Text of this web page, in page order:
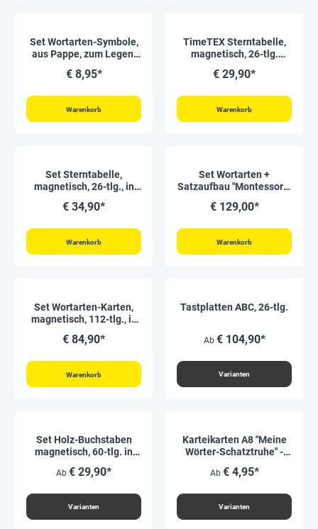
Set Wortarten-Symbole,
aus Pappe, zum Legen,
Premium"
€ 8,95*
Warenkorb
TimeTEX Sterntabelle,
magnetisch, 26-tlg.
€ 29,90*
Warenkorb
Set Sterntabelle,
magnetisch, 26-tlg., in
Premium"
€ 34,90*
Warenkorb
Set Wortarten +
Satzaufbau "Montessori",
Premium"
€ 129,00*
Warenkorb
Set Wortarten-Karten,
magnetisch, 112-tlg., in
Premium"
€ 84,90*
Warenkorb
Tastplatten ABC, 26-tlg.
Ab € 104,90*
Varianten
Set Holz-Buchstaben
magnetisch, 60-tlg. in
Ab € 29,90*
Varianten
Karteikarten A8 "Meine
Wörter-Schatztruhe" -
320-tlg.
Ab € 4,95*
Varianten